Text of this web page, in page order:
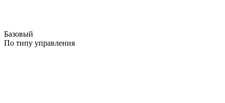
Базовый
По типу управления